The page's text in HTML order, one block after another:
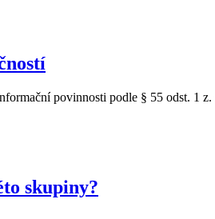
povinnosti podle § 55 odst. 1
skupiny?